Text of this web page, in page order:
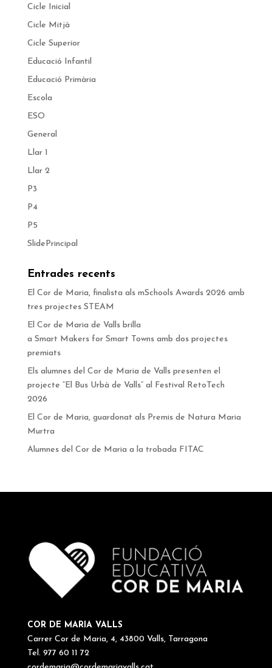
Cicle Inicial
Cicle Mitjà
Cicle Superior
Educació Infantil
Educació Primària
Escola
ESO
General
Llar 1
Llar 2
P3
P4
P5
SlidePrincipal
Entrades recents
El Cor de Maria, finalista als mSchools Awards 2026 amb
tres projectes STEAM
El Cor de Maria de Valls brilla
a Smart Makers for Smart Towns amb dos projectes
premiats
Els alumnes del Cor de Maria de Valls presenten el
projecte “El Bus Urbà de Valls” al Festival RetoTech
2026
El Cor de Maria, guardonat als Premis de Natura Maria
Murtra
Alumnes del Cor de Maria a la trobada FITAC
COR DE MARIA VALLS
Carrer Cor de Maria, 4, 43800 Valls, Tarragona
Tel. 977 60 11 72